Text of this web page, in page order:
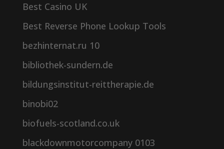
Best Casino UK
Best Reverse Phone Lookup Tools
bezhinternat.ru 10
bibliothek-sundern.de
bildungsinstitut-reittherapie.de
binobi02
biofuels-scotland.co.uk
blackdownmotorcompany 0103